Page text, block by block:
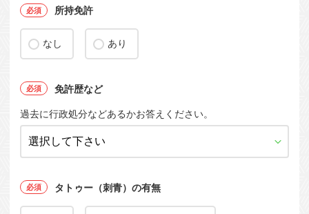
所持免許
なし あり
免許歴など
過去に行政処分などあるかお答えください。
タトゥー（刺青）の有無